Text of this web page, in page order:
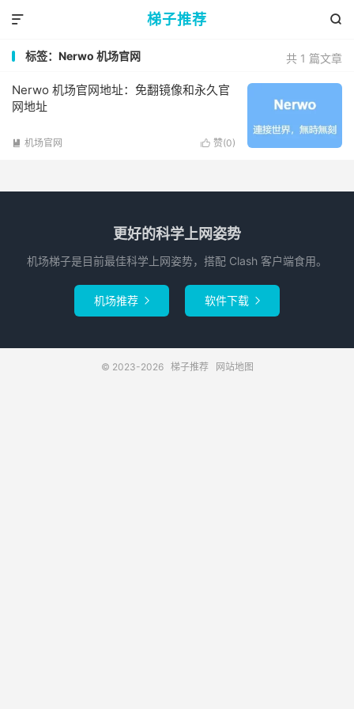
梯子推荐 

共 1 篇文章
标签：Nerwo 机场官网
Nerwo 机场官网地址：免翻镜像和永久官
网地址
 赞(0)
 机场官网
更好的科学上网姿势
机场梯子是目前最佳科学上网姿势，搭配 Clash 客户端食用。
机场推荐  软件下载 
© 2023-2026 梯子推荐 网站地图